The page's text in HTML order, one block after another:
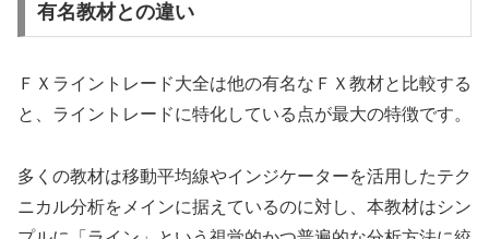
有名教材との違い
ＦＸライントレード大全は他の有名なＦＸ教材と比較する
と、ライントレードに特化している点が最大の特徴です。
多くの教材は移動平均線やインジケーターを活用したテク
ニカル分析をメインに据えているのに対し、本教材はシン